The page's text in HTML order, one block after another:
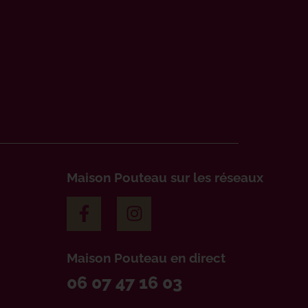
Maison Pouteau sur les réseaux
Maison Pouteau en direct
06 07 47 16 03